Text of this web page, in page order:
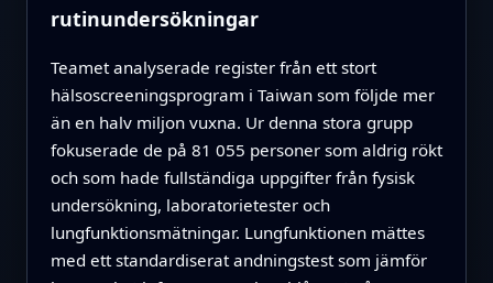
rutinundersökningar
Teamet analyserade register från ett stort
hälsoscreeningsprogram i Taiwan som följde mer
än en halv miljon vuxna. Ur denna stora grupp
fokuserade de på 81 055 personer som aldrig rökt
och som hade fullständiga uppgifter från fysisk
undersökning, laboratorietester och
lungfunktionsmätningar. Lungfunktionen mättes
med ett standardiserat andningstest som jämför